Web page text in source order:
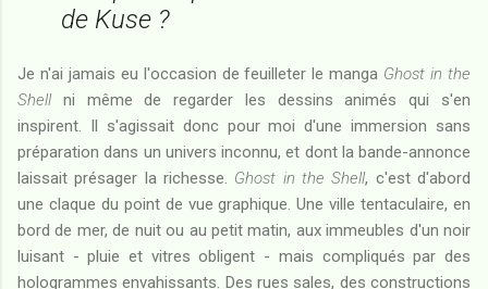
de Kuse ?
Je n'ai jamais eu l'occasion de feuilleter le manga Ghost in the
Shellni même de regarder les dessins animés qui s'en
inspirent. Il s'agissait donc pour moi d'une immersion sans
préparation dans un univers inconnu, et dont la bande-annonce
laissait présager la richesse. Ghost in the Shell, c'est d'abord
une claque du point de vue graphique. Une ville tentaculaire, en
bord de mer, de nuit ou au petit matin, aux immeubles d'un noir
luisant - pluie et vitres obligent - mais compliqués par des
hologrammes envahissants. Des rues sales, des constructions